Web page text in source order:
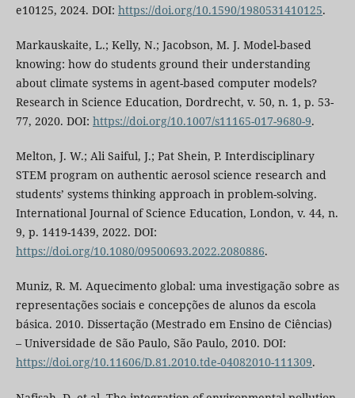
e10125, 2024. DOI: https://doi.org/10.1590/1980531410125.
Markauskaite, L.; Kelly, N.; Jacobson, M. J. Model-based
knowing: how do students ground their understanding
about climate systems in agent-based computer models?
Research in Science Education, Dordrecht, v. 50, n. 1, p. 53-
77, 2020. DOI: https://doi.org/10.1007/s11165-017-9680-9.
Melton, J. W.; Ali Saiful, J.; Pat Shein, P. Interdisciplinary
STEM program on authentic aerosol science research and
students’ systems thinking approach in problem-solving.
International Journal of Science Education, London, v. 44, n.
9, p. 1419-1439, 2022. DOI:
https://doi.org/10.1080/09500693.2022.2080886.
Muniz, R. M. Aquecimento global: uma investigação sobre as
representações sociais e concepções de alunos da escola
básica. 2010. Dissertação (Mestrado em Ensino de Ciências)
– Universidade de São Paulo, São Paulo, 2010. DOI:
https://doi.org/10.11606/D.81.2010.tde-04082010-111309.